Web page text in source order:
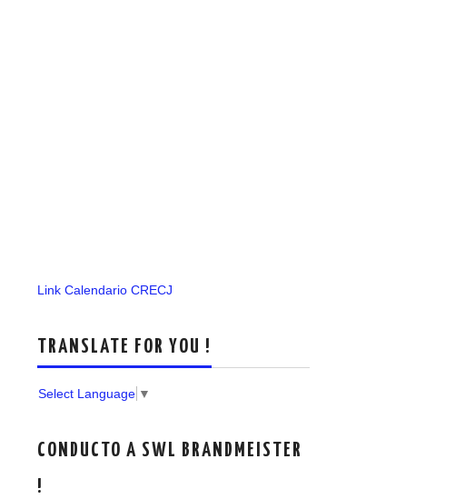
Link Calendario CRECJ
TRANSLATE FOR YOU !
Select Language ▼
CONDUCTO A SWL BRANDMEISTER
!